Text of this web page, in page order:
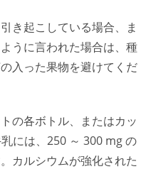
き起こしている場合、ま
うに言われた場合は、種
入った果物を避けてくだ
の各ボトル、またはカッ
には、250 ～ 300 mg の
カルシウムが強化された